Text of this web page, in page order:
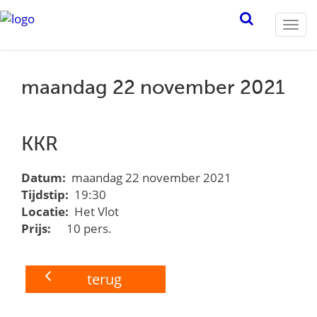
maandag 22 november 2021
KKR
Datum: maandag 22 november 2021
Tijdstip: 19:30
Locatie: Het Vlot
Prijs:
10 pers.
terug